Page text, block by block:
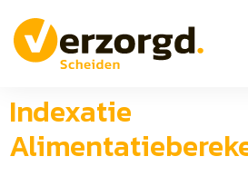
Indexatie